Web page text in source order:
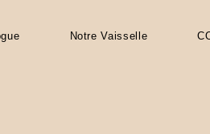
Notre Vaisselle